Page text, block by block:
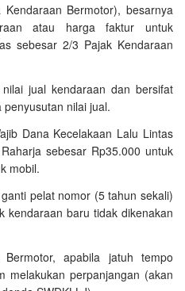
Bermotor), besarnya
atau harga faktur untuk
sebesar 2/3 Pajak Kendaraan
jual kendaraan dan bersifat
nilai jual.
Dana Kecelakaan Lalu Lintas
sebesar Rp35.000 untuk
mobil.
pelat nomor (5 tahun sekali)
kendaraan baru tidak dikenakan
apabila jatuh tempo
melakukan perpanjangan (akan